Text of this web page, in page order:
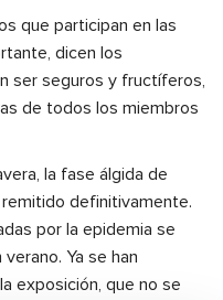
que participan en las
dicen los
ser seguros y fructíferos,
de todos los miembros
la fase álgida de
definitivamente.
por la epidemia se
Ya se han
exposición, que no se